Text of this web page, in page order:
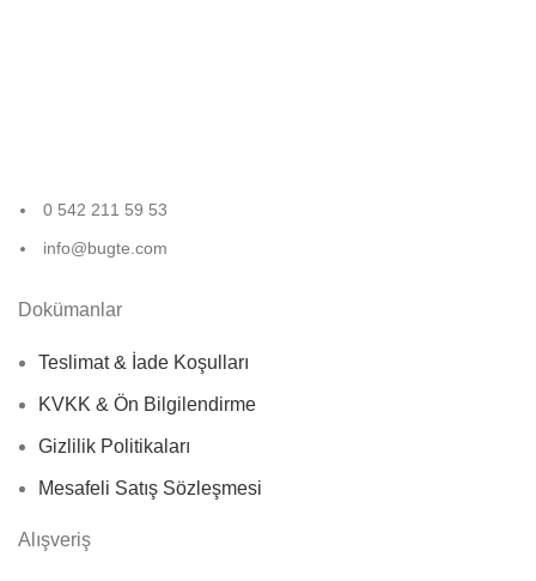
0 542 211 59 53
info@bugte.com
Dokümanlar
Teslimat & İade Koşulları
KVKK & Ön Bilgilendirme
Gizlilik Politikaları
Mesafeli Satış Sözleşmesi
Alışveriş